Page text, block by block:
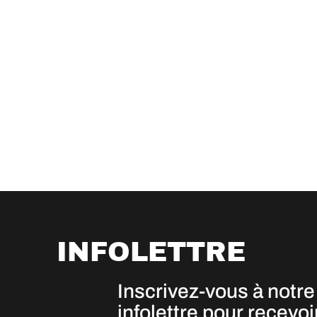
INFOLETTRE
Inscrivez-vous à notre
infolettre pour